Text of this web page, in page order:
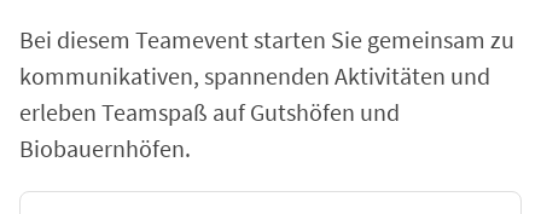
Bei diesem Teamevent starten Sie gemeinsam zu
kommunikativen, spannenden Aktivitäten und
erleben Teamspaß auf Gutshöfen und
Biobauernhöfen.